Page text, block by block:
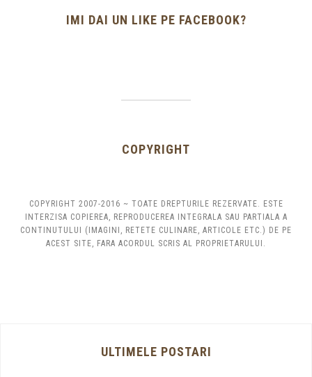
IMI DAI UN LIKE PE FACEBOOK?
COPYRIGHT
COPYRIGHT 2007-2016 ~ TOATE DREPTURILE REZERVATE. ESTE
INTERZISA COPIEREA, REPRODUCEREA INTEGRALA SAU PARTIALA A
CONTINUTULUI (IMAGINI, RETETE CULINARE, ARTICOLE ETC.) DE PE
ACEST SITE, FARA ACORDUL SCRIS AL PROPRIETARULUI.
ULTIMELE POSTARI